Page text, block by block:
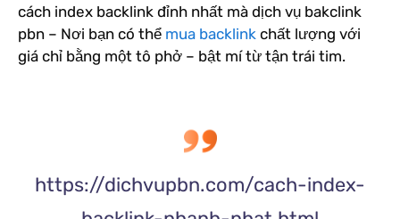
cách index backlink đỉnh nhất mà dịch vụ bakclink
pbn – Nơi bạn có thể mua backlink chất lượng với
giá chỉ bằng một tô phở – bật mí từ tận trái tim.
https://dichvupbn.com/cach-index-